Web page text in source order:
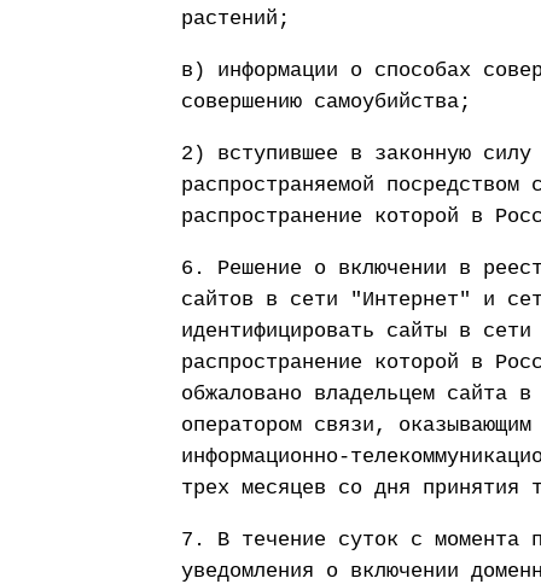
растений;
в) информации о способах
совершению самоубийства;
2) вступившее в законную
распространяемой
распространение которой в
6. Решение о включении в
сайтов в сети "Интернет" и
идентифицировать сайты в
распространение которой в
обжаловано владельцем сайта
оператором связи,
информационно-
трех месяцев со дня принятия
7. В течение суток с момента
уведомления о включении